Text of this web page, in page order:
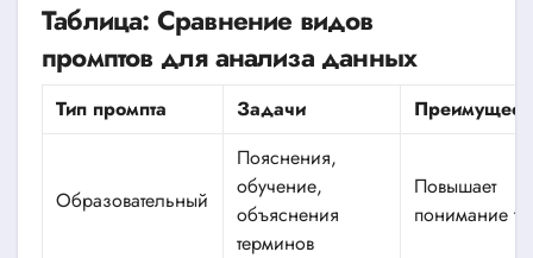
Таблица: Сравнение видов
промптов для анализа данных
Тип промпта Задачи
Образовательный
Пояснения,
обучение,
объяснения
терминов
Повышает
понимание